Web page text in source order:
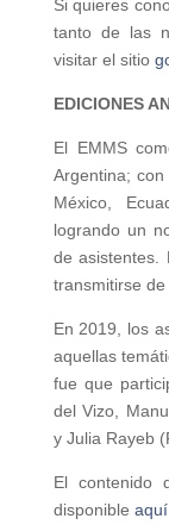
Si quieres
tanto de las
visitar el sitio
EDICIONES
El EMMS
Argentina;
México,
logrando un
de asistentes.
transmitirse
En 2019, los
aquellas
fue que
del Vizo,
y Julia Rayeb
El contenido
disponible aquí.